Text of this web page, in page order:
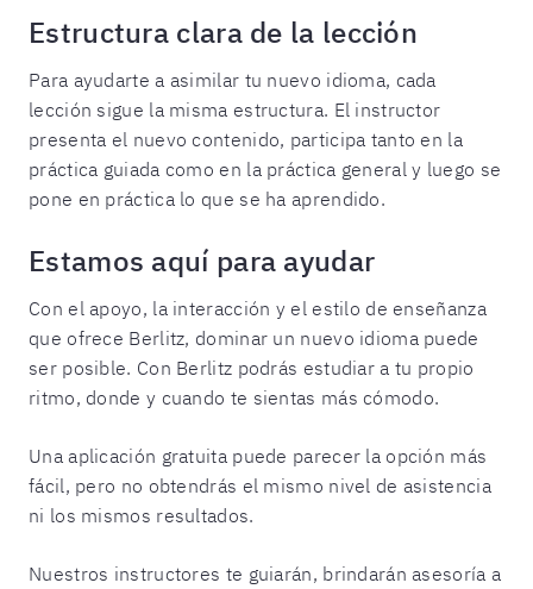
Estructura clara de la lección
Para ayudarte a asimilar tu nuevo idioma, cada
lección sigue la misma estructura. El instructor
presenta el nuevo contenido, participa tanto en la
práctica guiada como en la práctica general y luego se
pone en práctica lo que se ha aprendido.
Estamos aquí para ayudar
Con el apoyo, la interacción y el estilo de enseñanza
que ofrece Berlitz, dominar un nuevo idioma puede
ser posible. Con Berlitz podrás estudiar a tu propio
ritmo, donde y cuando te sientas más cómodo.
Una aplicación gratuita puede parecer la opción más
fácil, pero no obtendrás el mismo nivel de asistencia
ni los mismos resultados.
Nuestros instructores te guiarán, brindarán asesoría a